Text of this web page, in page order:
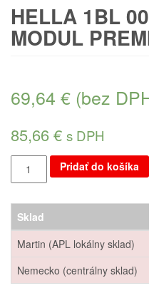
HELLA 1BL
MODUL
69,64 € (bez
85,66€ s DPH
Pridať do košíka
Sklad
Martin (APL lokálny sklad)
Nemecko (centrálny sklad)